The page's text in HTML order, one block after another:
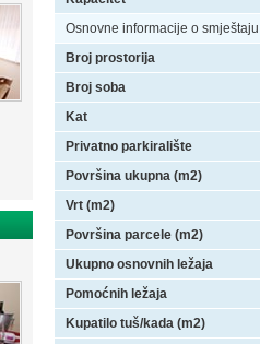
Osnovne informacije o smještaju
Broj prostorija
Broj soba
Kat
Privatno parkiralište
Površina ukupna (m2)
Vrt (m2)
Površina parcele (m2)
Ukupno osnovnih ležaja
Pomoćnih ležaja
Kupatilo tuš/kada (m2)